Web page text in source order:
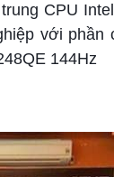
CPU
với phần
144Hz